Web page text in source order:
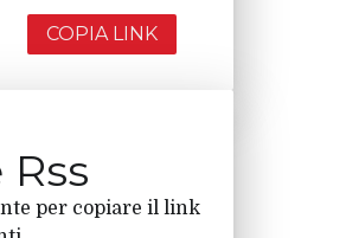
COPIA LINK
per copiare il link